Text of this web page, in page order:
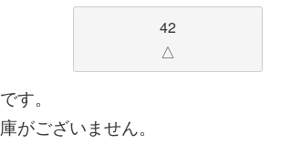
42
△
す。
がございません。